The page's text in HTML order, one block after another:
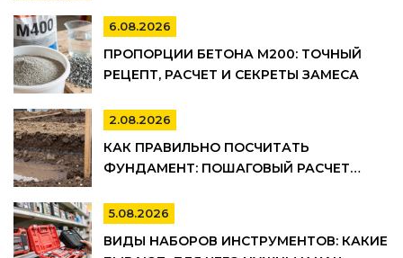
6.08.2026
ПРОПОРЦИИ БЕТОНА М200: ТОЧНЫЙ
РЕЦЕПТ, РАСЧЕТ И СЕКРЕТЫ ЗАМЕСА
2.08.2026
КАК ПРАВИЛЬНО ПОСЧИТАТЬ
ФУНДАМЕНТ: ПОШАГОВЫЙ РАСЧЕТ
ОПАЛУБКИ
5.08.2026
ВИДЫ НАБОРОВ ИНСТРУМЕНТОВ: КАКИЕ